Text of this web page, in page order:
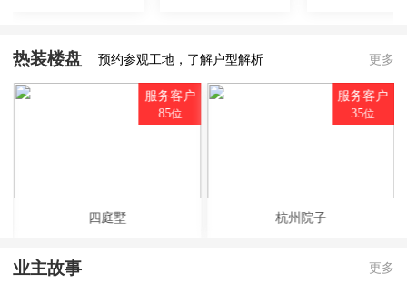
热装楼盘 预约参观工地，了解户型解析 更多
四庭墅
服务客户
85位
杭州院子
服务客户
35位
业主故事 更多